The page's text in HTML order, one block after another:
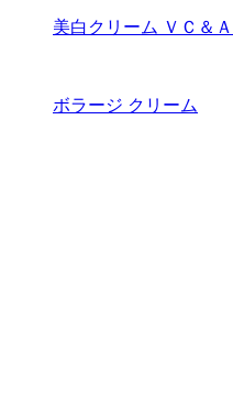
美白クリーム ＶＣ＆Ａ
ボラージ クリーム